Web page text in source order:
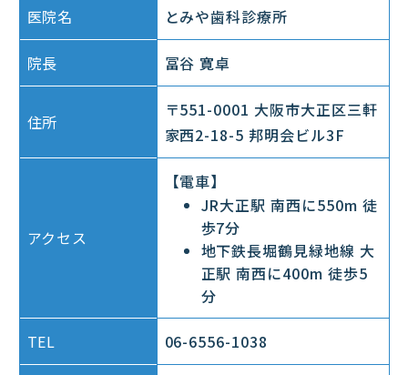
医院名 とみや歯科診療所
院長 冨谷 寛卓
住所
〒551-0001 大阪市大正区三軒
家西2-18-5 邦明会ビル3F
アクセス
【電車】
JR大正駅 南西に550m 徒
歩7分
地下鉄長堀鶴見緑地線 大
正駅 南西に400m 徒歩5
分
TEL 06-6556-1038